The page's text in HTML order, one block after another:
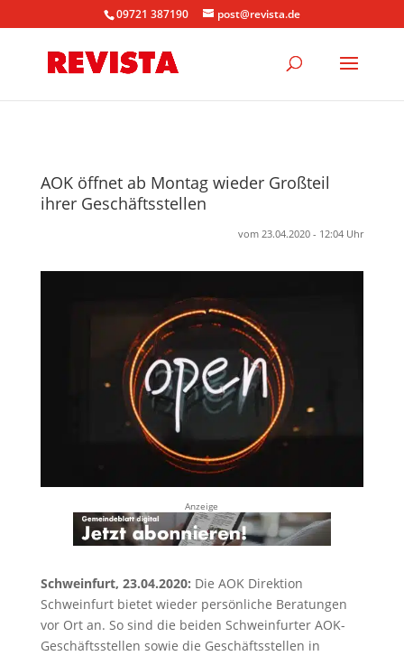
09721 387190 post@revista.de
AOK öffnet ab Montag wieder Großteil
ihrer Geschäftsstellen
vom 23.04.2020 - 12:04 Uhr
Anzeige
Schweinfurt, 23.04.2020: Die AOK Direktion
Schweinfurt bietet wieder persönliche Beratungen
vor Ort an. So sind die beiden Schweinfurter AOK-
Geschäftsstellen sowie die Geschäftsstellen in